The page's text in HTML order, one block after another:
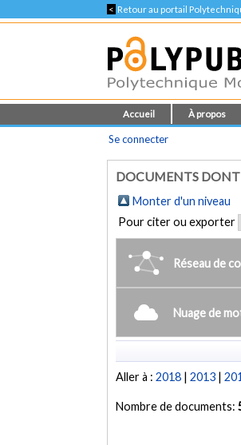
< Retour au portail
Accueil À propos
Se connecter
DOCUMENTS
Monter d'un niveau
Pour citer ou exporter
Réseau de
Nuage de
Aller à :2018 |2013 |
Nombre de documents: